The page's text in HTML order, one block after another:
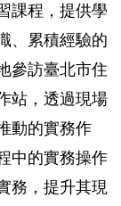
課程，提供學
、累積經驗的
參訪臺北市住
站，透過現場
動的實務作
中的實務操作
務，提升其現